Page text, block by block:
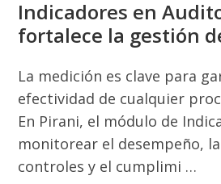
Indicadores en
fortalece la gestión
La medición es clave para
efectividad de cualquier
En Pirani, el módulo de
monitorear el desempeño,
controles y el cumplimi …